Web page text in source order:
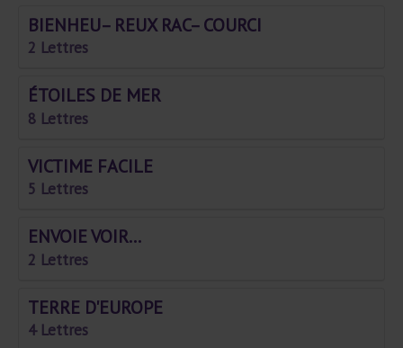
BIENHEU– REUX RAC– COURCI
2 Lettres
ÉTOILES DE MER
8 Lettres
VICTIME FACILE
5 Lettres
ENVOIE VOIR...
2 Lettres
TERRE D'EUROPE
4 Lettres